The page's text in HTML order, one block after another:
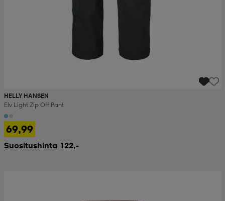
HELLY HANSEN
Elv Light Zip Off Pant
69,99
Suositushinta 122,-